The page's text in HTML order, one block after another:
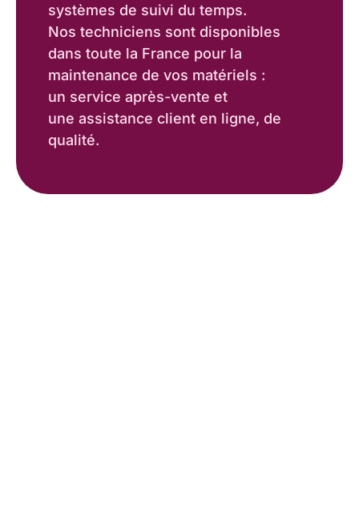
systèmes de suivi du temps.
Nos techniciens sont disponibles
dans toute la France pour la
maintenance de vos matériels :
un service après-vente et
une assistance client en ligne, de
qualité.